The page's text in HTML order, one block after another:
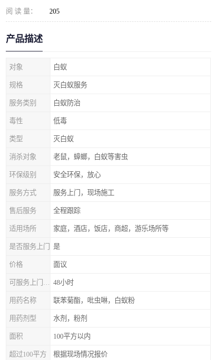
阅 读 量： 205
产品描述
对象 白蚁
规格 灭白蚁服务
服务类别 白蚁防治
毒性 低毒
类型 灭白蚁
消杀对象 老鼠，蟑螂，白蚁等害虫
环保级别 安全环保，放心
服务方式 服务上门，现场施工
售后服务 全程跟踪
适用场所 家庭，酒店，饭店，商超，游乐场所等
是否服务上门 是
价格 面议
48小时
用药名称 联苯菊酯，吡虫啉，白蚁粉
用药剂型 水剂，粉剂
面积 100平方以内
超过100平方 根据现场情况报价